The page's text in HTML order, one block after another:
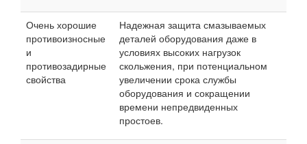
Очень хорошие
противоизносные
и
противозадирные
свойства
Надежная защита смазываемых
деталей оборудования даже в
условиях высоких нагрузок
скольжения, при потенциальном
увеличении срока службы
оборудования и сокращении
времени непредвиденных
простоев.